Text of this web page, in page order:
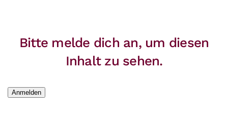
Bitte melde dich an, um diesen
Inhalt zu sehen.
Anmelden